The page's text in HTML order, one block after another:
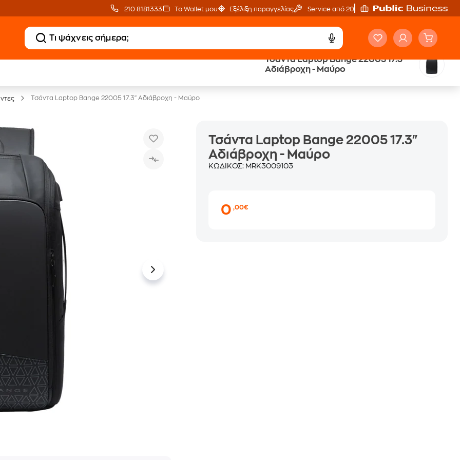
210 8181333 Το Wallet μου Εξέλιξη παραγγελίας Service από 20'
Τσάντα Laptop Bange 22005 17.3"
Αδιάβροχη - Μαύρο
Άτοκες Δόσεις
Τσάντα Laptop Bange 22005 17.3" Αδιάβροχη - Μαύρο
Τσάντα Laptop Bange 22005 17.3"
Αδιάβροχη - Μαύρο
ΚΩΔΙΚΟΣ: MRK3009103
0,00€